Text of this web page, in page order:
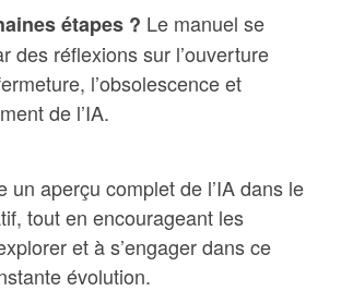
étapes ? Le manuel se
des réflexions sur l’ouverture
l’obsolescence et
de l’IA.
un aperçu complet de l’IA dans le
tout en encourageant les
et à s’engager dans ce
évolution.